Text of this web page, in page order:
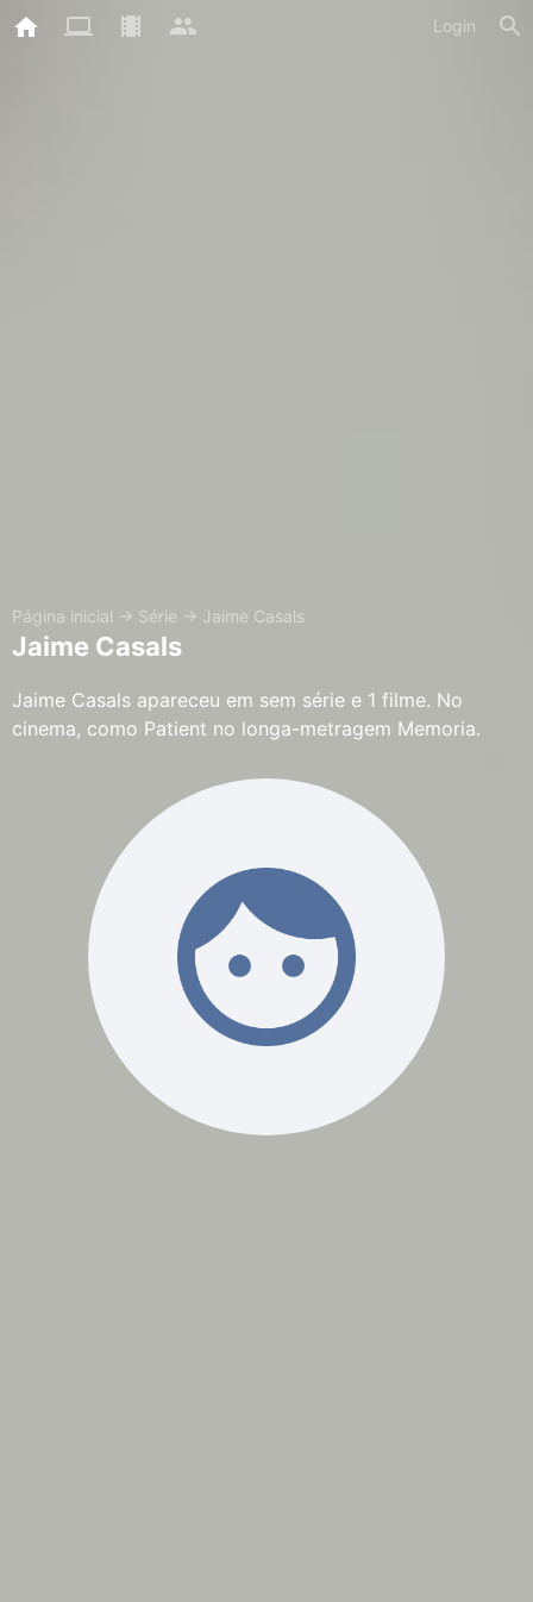
Login
Página inicial → Série → Jaime Casals
Jaime Casals
Jaime Casals apareceu em sem série e 1 filme. No
cinema, como Patient no longa-metragem Memoria.